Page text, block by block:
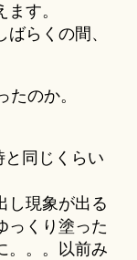
す。
らくの間、
のか。
同じくらい
し現象が出る
っくり塗った
。。。以前み